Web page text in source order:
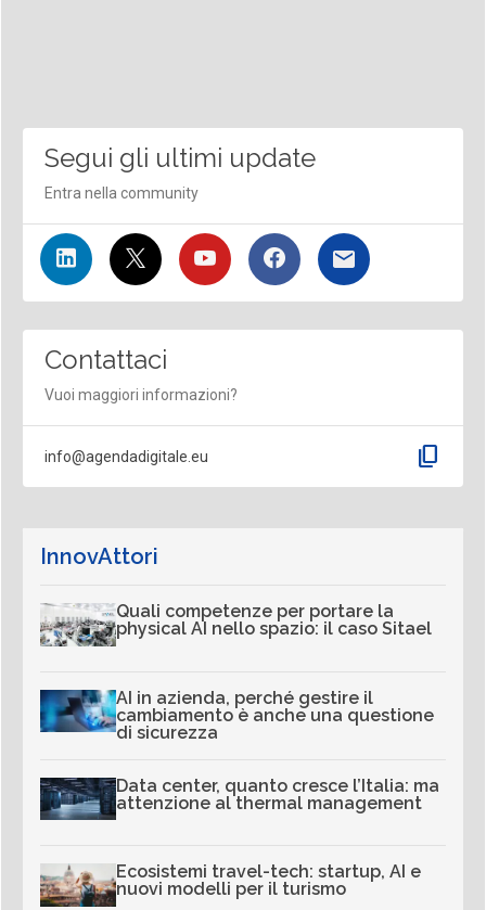
Segui gli ultimi update
Entra nella community
Contattaci
Vuoi maggiori informazioni?
info@agendadigitale.eu content_copy
InnovAttori
Quali competenze per portare la
physical AI nello spazio: il caso Sitael
AI in azienda, perché gestire il
cambiamento è anche una questione
di sicurezza
Data center, quanto cresce l’Italia: ma
attenzione al thermal management
Ecosistemi travel-tech: startup, AI e
nuovi modelli per il turismo